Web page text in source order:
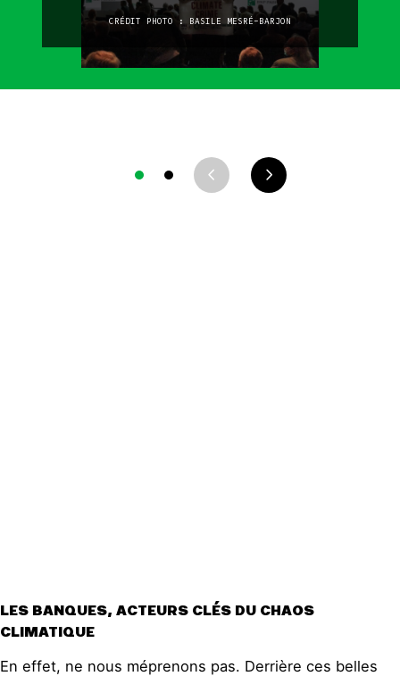
CRÉDIT PHOTO : BASILE MESRÉ-BARJON
LES BANQUES, ACTEURS CLÉS DU CHAOS
CLIMATIQUE
En effet, ne nous méprenons pas. Derrière ces belles